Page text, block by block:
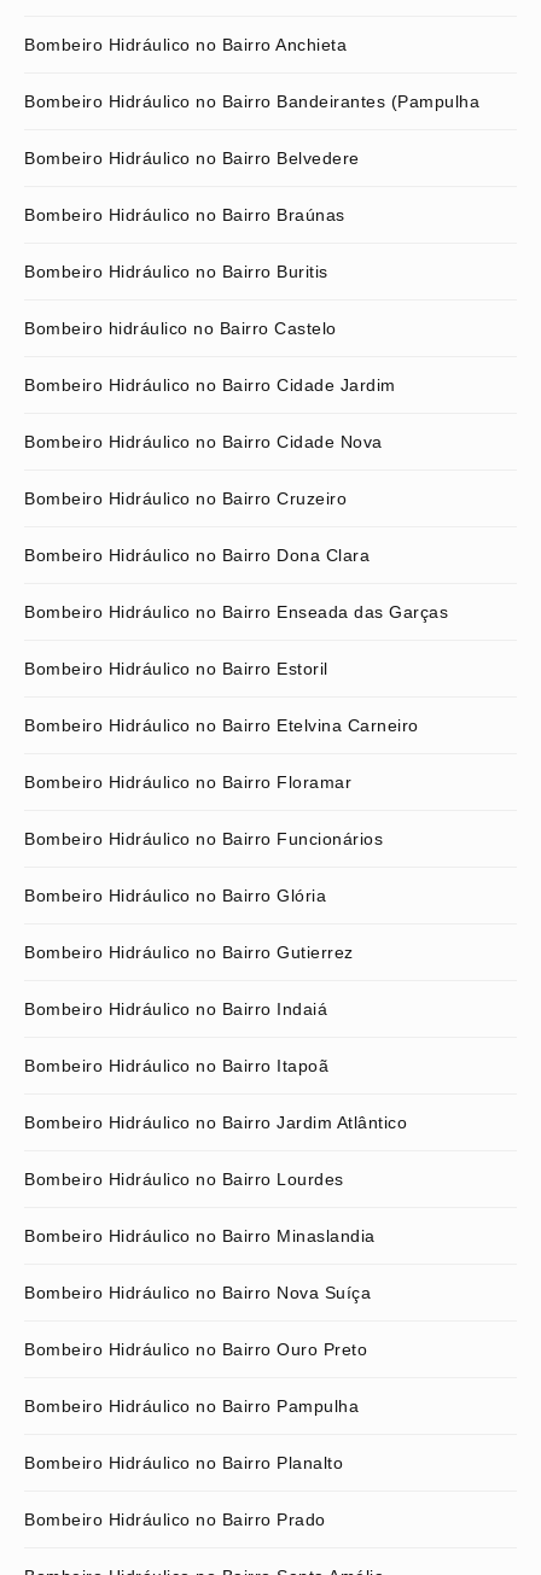
Bombeiro Hidráulico no Bairro Anchieta
Bombeiro Hidráulico no Bairro Bandeirantes (Pampulha
Bombeiro Hidráulico no Bairro Belvedere
Bombeiro Hidráulico no Bairro Braúnas
Bombeiro Hidráulico no Bairro Buritis
Bombeiro hidráulico no Bairro Castelo
Bombeiro Hidráulico no Bairro Cidade Jardim
Bombeiro Hidráulico no Bairro Cidade Nova
Bombeiro Hidráulico no Bairro Cruzeiro
Bombeiro Hidráulico no Bairro Dona Clara
Bombeiro Hidráulico no Bairro Enseada das Garças
Bombeiro Hidráulico no Bairro Estoril
Bombeiro Hidráulico no Bairro Etelvina Carneiro
Bombeiro Hidráulico no Bairro Floramar
Bombeiro Hidráulico no Bairro Funcionários
Bombeiro Hidráulico no Bairro Glória
Bombeiro Hidráulico no Bairro Gutierrez
Bombeiro Hidráulico no Bairro Indaiá
Bombeiro Hidráulico no Bairro Itapoã
Bombeiro Hidráulico no Bairro Jardim Atlântico
Bombeiro Hidráulico no Bairro Lourdes
Bombeiro Hidráulico no Bairro Minaslandia
Bombeiro Hidráulico no Bairro Nova Suíça
Bombeiro Hidráulico no Bairro Ouro Preto
Bombeiro Hidráulico no Bairro Pampulha
Bombeiro Hidráulico no Bairro Planalto
Bombeiro Hidráulico no Bairro Prado